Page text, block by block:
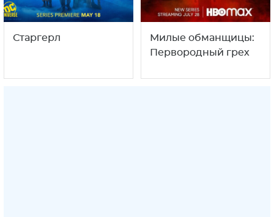
Старгерл
Милые обманщицы:
Первородный грех